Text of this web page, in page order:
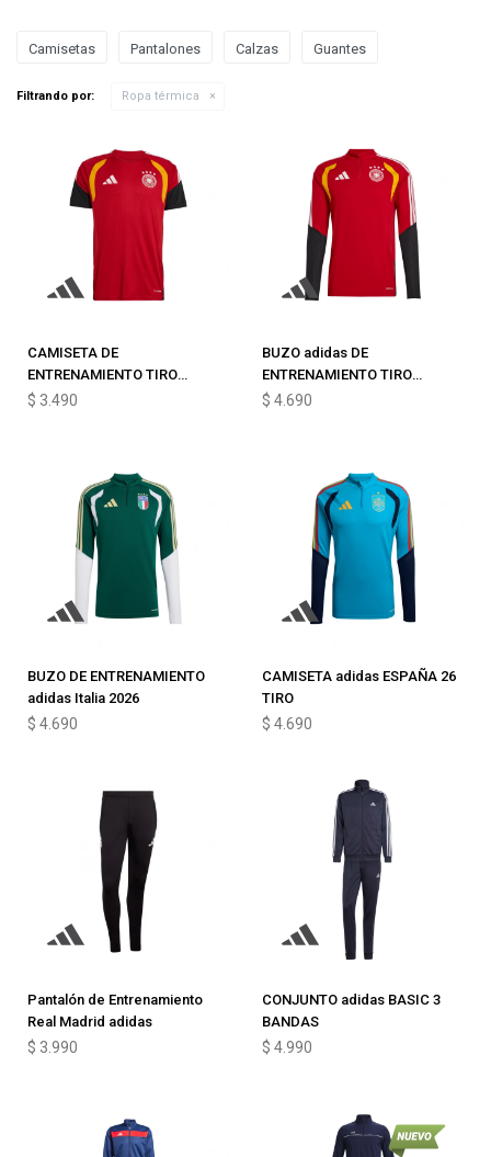
Camisetas Pantalones Calzas Guantes
Filtrando por: Ropa térmica
CAMISETA DE
ENTRENAMIENTO TIRO
ALEMANIA 26
$ 3.490
BUZO adidas DE
ENTRENAMIENTO TIRO
TRAINING ALEMANIA 26
$ 4.690
BUZO DE ENTRENAMIENTO
adidas Italia 2026
$ 4.690
CAMISETA adidas ESPAÑA 26
TIRO
$ 4.690
Pantalón de Entrenamiento
Real Madrid adidas
$ 3.990
CONJUNTO adidas BASIC 3
BANDAS
$ 4.990